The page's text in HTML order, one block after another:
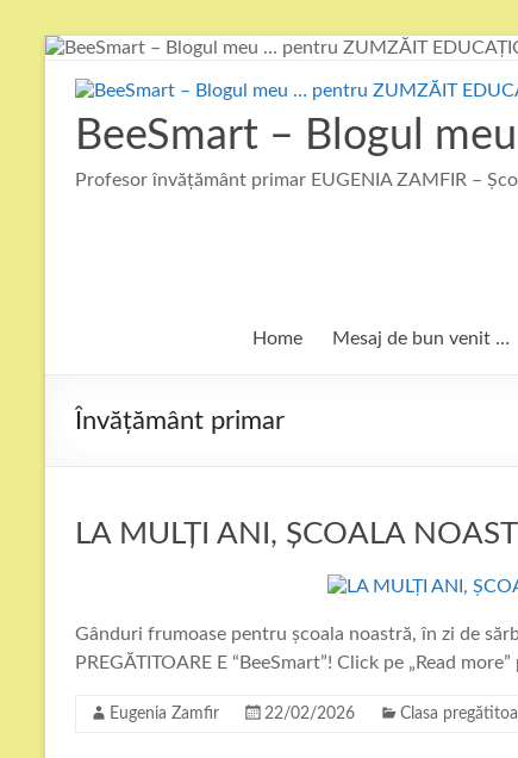
Skip
content
BeeSmart – Blogul
Profesor învățământ primar EUGENIA ZAMFIR –
Home Mesaj de bun venit …
Învățământ primar
LA MULȚI ANI, ȘCOALA
Gânduri frumoase pentru școala noastră, în zi de
PREGĂTITOARE E “BeeSmart”! Click pe „Read
Eugenia Zamfir 22/02/2026 Clasa